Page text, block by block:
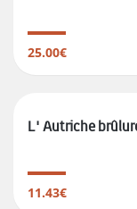
25.00€
L' Autriche
11.43€